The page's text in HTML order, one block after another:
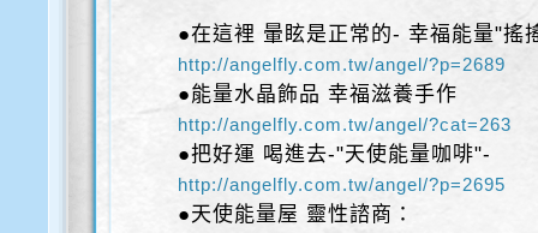
●在這裡 暈眩是正常的- 幸福能量"搖
http://angelfly.com.tw/angel/?p=2689
●能量水晶飾品 幸福滋養手作
http://angelfly.com.tw/angel/?cat=263
●把好運 喝進去-"天使能量咖啡"-
http://angelfly.com.tw/angel/?p=2695
●天使能量屋 靈性諮商：